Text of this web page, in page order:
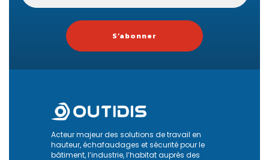
S’abonner
Acteur majeur des solutions de travail en
hauteur, échafaudages et sécurité pour le
bâtiment, l’industrie, l’habitat auprès des